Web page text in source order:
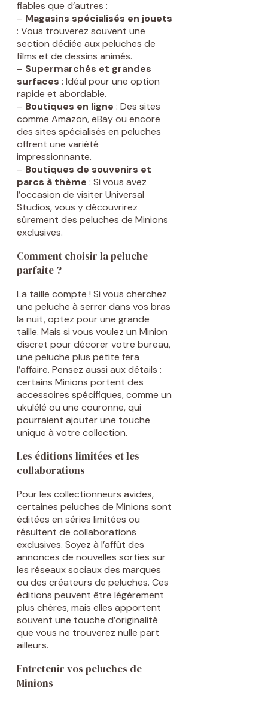
fiables que d’autres :
– Magasins spécialisés en jouets
: Vous trouverez souvent une
section dédiée aux peluches de
films et de dessins animés.
– Supermarchés et grandes
surfaces : Idéal pour une option
rapide et abordable.
– Boutiques en ligne : Des sites
comme Amazon, eBay ou encore
des sites spécialisés en peluches
offrent une variété
impressionnante.
– Boutiques de souvenirs et
parcs à thème : Si vous avez
l’occasion de visiter Universal
Studios, vous y découvrirez
sûrement des peluches de Minions
exclusives.
Comment choisir la peluche
parfaite ?
La taille compte ! Si vous cherchez
une peluche à serrer dans vos bras
la nuit, optez pour une grande
taille. Mais si vous voulez un Minion
discret pour décorer votre bureau,
une peluche plus petite fera
l’affaire. Pensez aussi aux détails :
certains Minions portent des
accessoires spécifiques, comme un
ukulélé ou une couronne, qui
pourraient ajouter une touche
unique à votre collection.
Les éditions limitées et les
collaborations
Pour les collectionneurs avides,
certaines peluches de Minions sont
éditées en séries limitées ou
résultent de collaborations
exclusives. Soyez à l’affût des
annonces de nouvelles sorties sur
les réseaux sociaux des marques
ou des créateurs de peluches. Ces
éditions peuvent être légèrement
plus chères, mais elles apportent
souvent une touche d’originalité
que vous ne trouverez nulle part
ailleurs.
Entretenir vos peluches de
Minions